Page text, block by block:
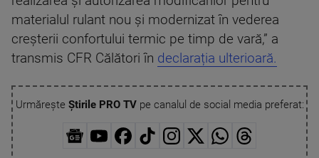
materialul rulant nou și modernizat în vederea
creșterii confortului termic pe timp de vară,” a
transmis CFR Călători în declarația ulterioară.
Urmărește Știrile PRO TVpe canalul de social media preferat: